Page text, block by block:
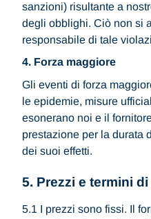
sanzioni) risultante a
degli obblighi. Ciò non si
responsabile di tale
4. Forza maggiore
Gli eventi di forza
le epidemie, misure
esonerano noi e il
prestazione per la durata
dei suoi effetti.
5. Prezzi e termini
5.1 I prezzi sono fissi. Il